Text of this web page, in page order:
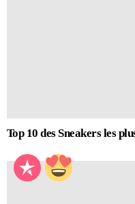
Top 10 des Sneakers les